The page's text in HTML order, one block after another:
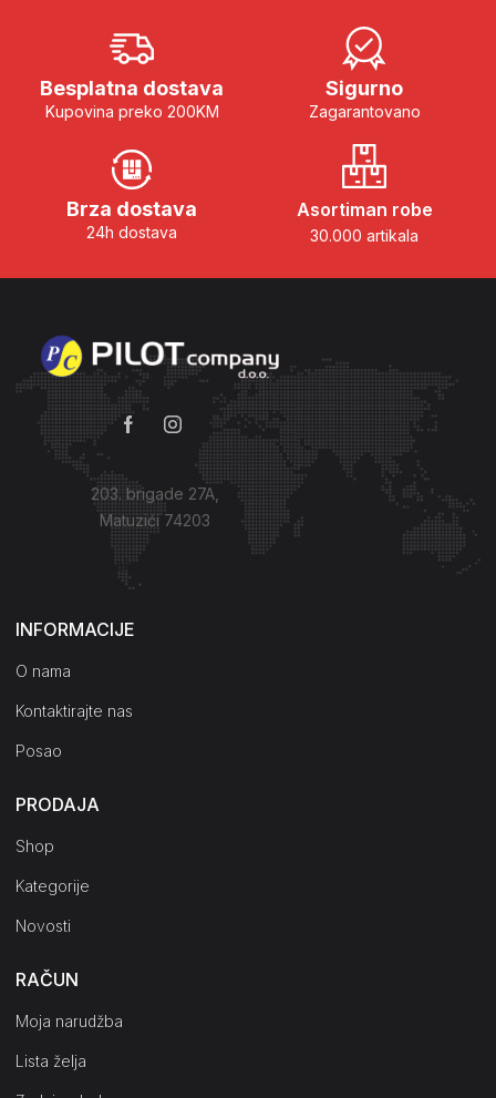
Besplatna dostava
Kupovina preko 200KM
Sigurno
Zagarantovano
Brza dostava
24h dostava
Asortiman robe
30.000 artikala
203. brigade 27A,
Matuzići 74203
Kako do nas?
INFORMACIJE
O nama
Kontaktirajte nas
Posao
PRODAJA
Shop
Kategorije
Novosti
RAČUN
Moja narudžba
Lista želja